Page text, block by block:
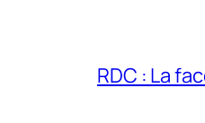
RDC : La